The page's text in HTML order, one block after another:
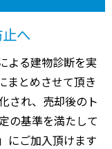
へ
よる建物診断を実
まとめさせて頂き
され、売却後のト
の基準を満たして
にご加入頂けます